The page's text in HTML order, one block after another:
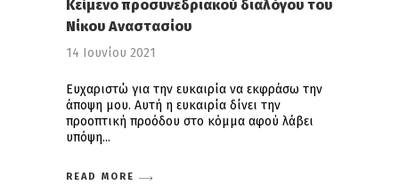
Κείμενο προσυνεδριακού διαλόγου του
Νίκου Αναστασίου
14 Ιουνίου 2021
Ευχαριστώ για την ευκαιρία να εκφράσω την
άποψη μου. Αυτή η ευκαιρία δίνει την
προοπτική προόδου στο κόμμα αφού λάβει
υπόψη
READ MORE